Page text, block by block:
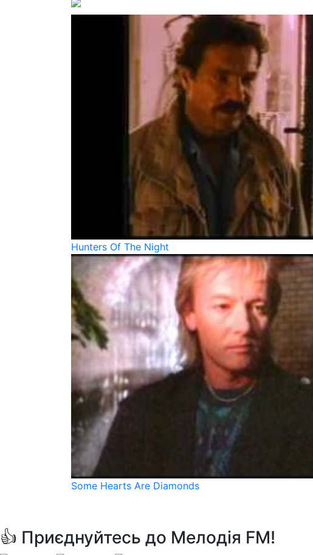
Hunters Of The Night
Some Hearts Are Diamonds
👍 Приєднуйтесь до Мелодія FM!